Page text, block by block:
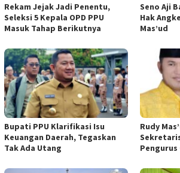
Rekam Jejak Jadi Penentu,
Seleksi 5 Kepala OPD PPU
Masuk Tahap Berikutnya
Seno Aji
Hak
Mas’ud
Bupati PPU Klarifikasi Isu
Keuangan Daerah, Tegaskan
Tak Ada Utang
Rudy